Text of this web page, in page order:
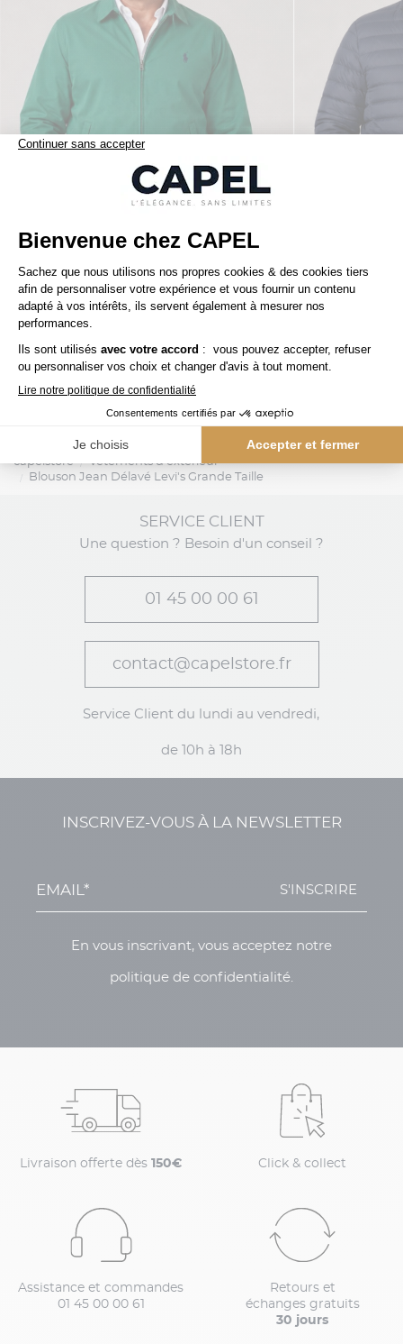
ralph lauren
279,00 € tommy hilfiger
capelstore
Vêtements d'extérieur
Blouson Jean Délavé Levi's Grande Taille
SERVICE CLIENT
Une question ? Besoin d'un conseil ?
01 45 00 00 61
contact@capelstore.fr
Service Client du lundi au vendredi,
de 10h à 18h
INSCRIVEZ-VOUS À LA NEWSLETTER
S'INSCRIRE
En vous inscrivant, vous acceptez notre
politique de confidentialité.
Livraison offerte dès 150€ Click & collect
Assistance et commandes
01 45 00 00 61
Retours et
échanges gratuits
30 jours